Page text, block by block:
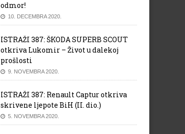
odmor!
10. DECEMBRA 2020.
ISTRAŽI 387: ŠKODA SUPERB SCOUT
otkriva Lukomir – Život u dalekoj
prošlosti
9. NOVEMBRA 2020.
ISTRAŽI 387: Renault Captur otkriva
skrivene ljepote BiH (II. dio.)
5. NOVEMBRA 2020.